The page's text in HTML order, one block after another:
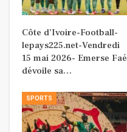
Côte d’Ivoire-Football-
lepays225.net-Vendredi
15 mai 2026- Emerse Faé
dévoile sa…
SPORTS